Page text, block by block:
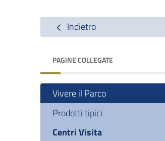
Indietro
PAGINE COLLEGATE
Vivere il Parco
Prodotti tipici
Centri Visita